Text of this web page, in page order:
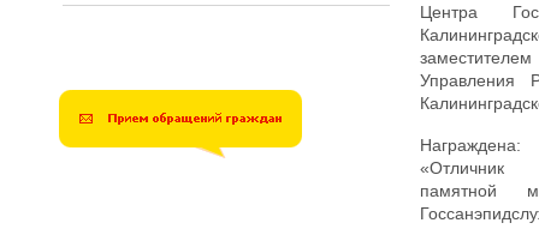
Центра
Управления
«Отличник
памятной